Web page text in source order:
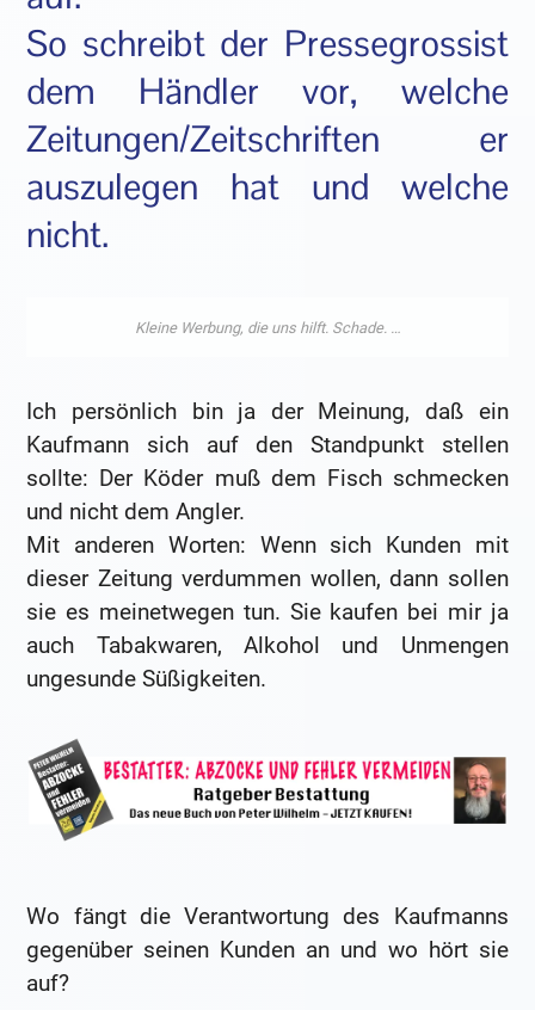
So schreibt der Pressegrossist
dem Händler vor, welche
Zeitungen/Zeitschriften er
auszulegen hat und welche
nicht.
Ich persönlich bin ja der Meinung, daß ein
Kaufmann sich auf den Standpunkt stellen
sollte: Der Köder muß dem Fisch schmecken
und nicht dem Angler.
Mit anderen Worten: Wenn sich Kunden mit
dieser Zeitung verdummen wollen, dann sollen
sie es meinetwegen tun. Sie kaufen bei mir ja
auch Tabakwaren, Alkohol und Unmengen
ungesunde Süßigkeiten.
Wo fängt die Verantwortung des Kaufmanns
gegenüber seinen Kunden an und wo hört sie
auf?